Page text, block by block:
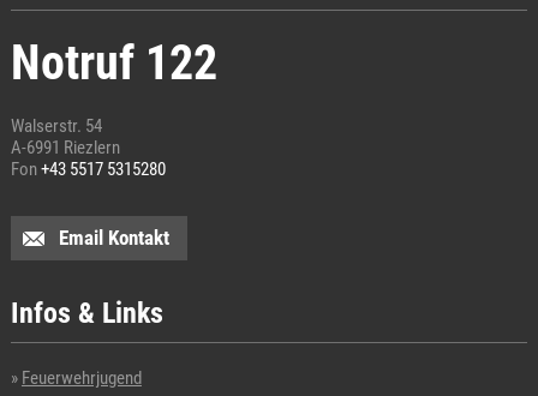
Notruf 122
Walserstr. 54
A-6991 Riezlern
Fon+43 5517 5315280
Email Kontakt
Infos & Links
Feuerwehrjugend